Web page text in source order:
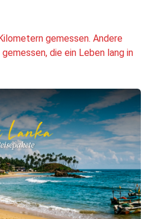
gemessen. Andere
die ein Leben lang in